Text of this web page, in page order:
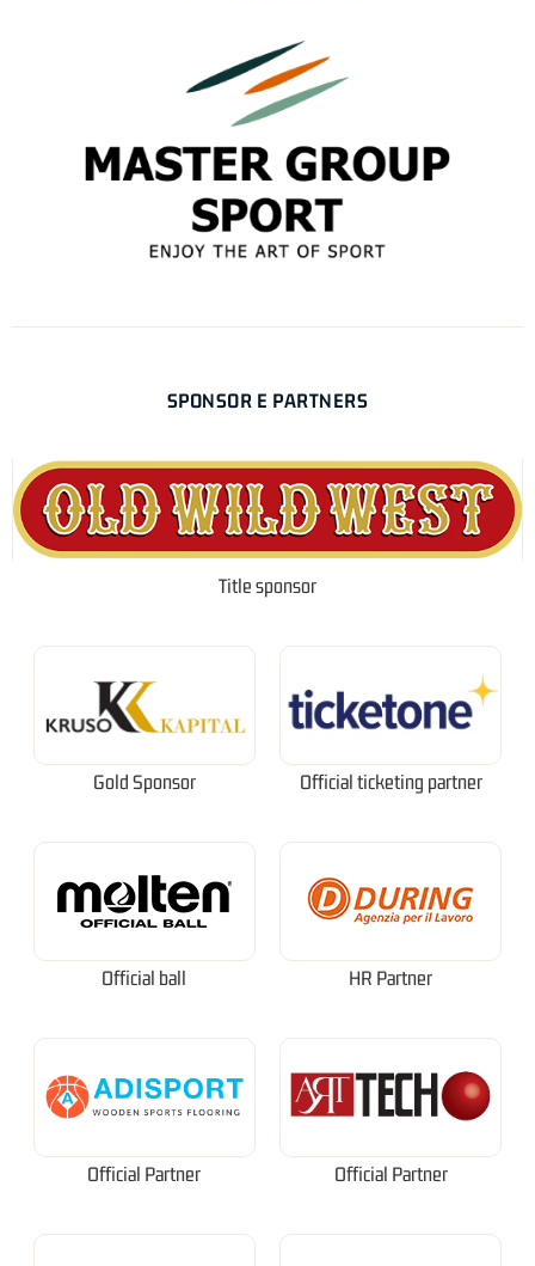
SPONSOR E PARTNERS
Title sponsor
Gold Sponsor Official ticketing partner
Official ball HR Partner
Official Partner Official Partner